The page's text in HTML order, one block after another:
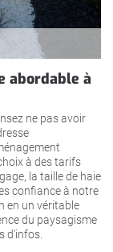
abordable à
ne pas avoir
à des tarifs
la taille de haie
confiance à notre
en un véritable
du paysagisme
d'infos.